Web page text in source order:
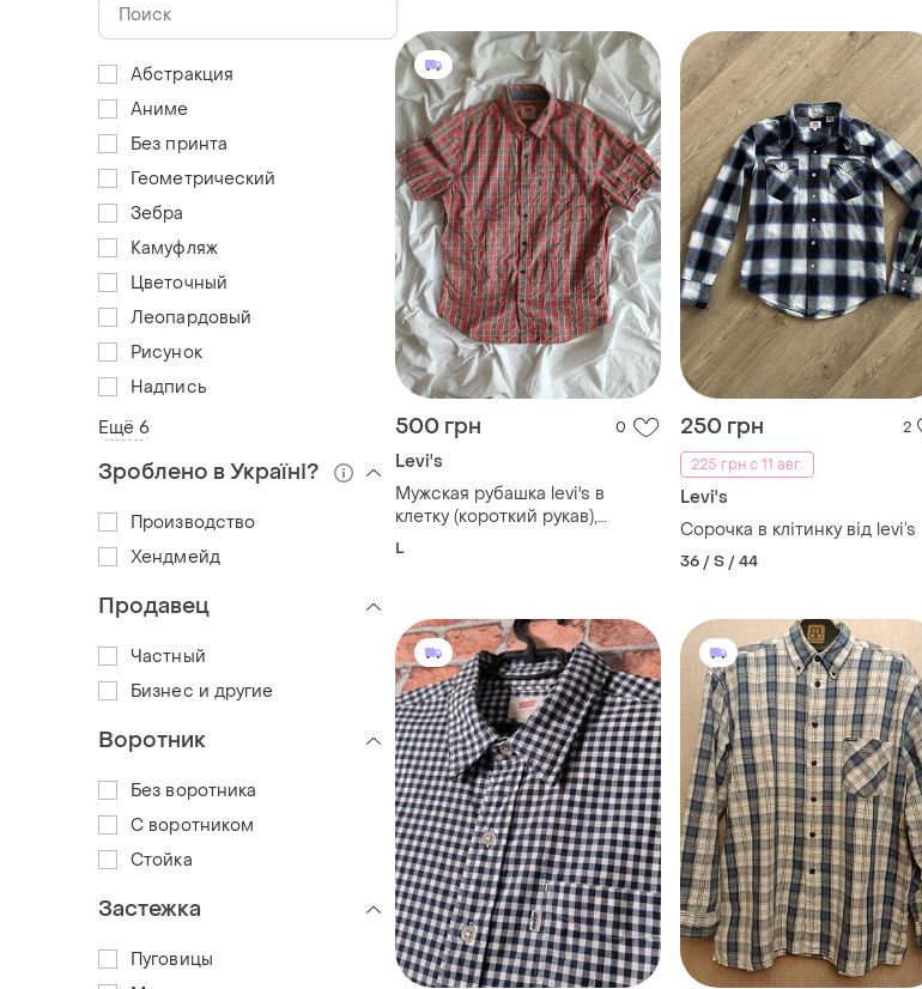
500 грн 0
Levi's
Мужская рубашка levi's в
клетку (короткий рукав),
оригинал
L
250 грн
2
225 грн с 11 авг.
Levi's
Сорочка в клітинку від levi’s
36 / S / 44
Абстракция
Аниме
Без принта
Геометрический
Зебра
Камуфляж
Цветочный
Леопардовый
Рисунок
Надпись
Ещё 6
Зроблено в Україні?
Производство
Хендмейд
Продавец
Частный
Бизнес и другие
Воротник
Без воротника
С воротником
Стойка
Застежка
Пуговицы